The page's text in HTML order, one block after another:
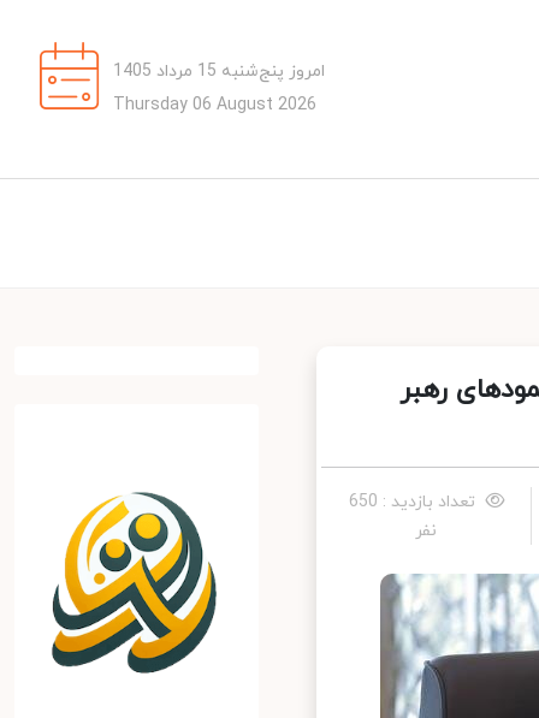
امروز پنج‌شنبه 15 مرداد 1405
Thursday 06 August 2026
رهبر
تعداد بازدید : 650
نفر